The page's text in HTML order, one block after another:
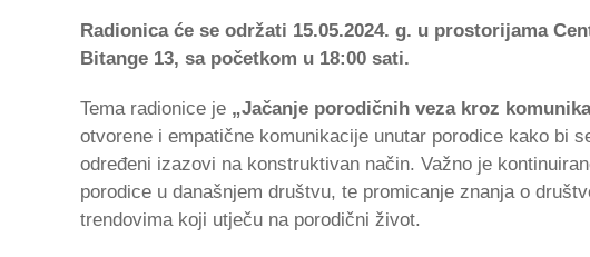
Radionica će se održati 15.05.2024. g. u prostorijama
Bitange 13, sa početkom u 18:00 sati.
Tema radionice je „Jačanje porodičnih veza kroz
otvorene i empatične komunikacije unutar porodice kako bi
određeni izazovi na konstruktivan način. Važno je
porodice u današnjem društvu, te promicanje znanja o
trendovima koji utječu na porodični život.